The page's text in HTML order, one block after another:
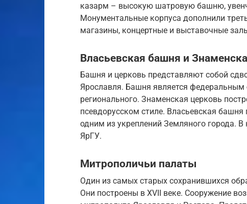
казарм – высокую шатровую башню,
Монументальные корпуса дополнили
магазины, концертные и выставочные
Власьевская башня и
Башня и церковь представляют собой
Ярославля. Башня является федеральным
регионального. Знаменская церковь
псевдорусском стиле. Власьевская башня
одним из укреплений Земляного города.
ЯрГУ.
Митрополичьи палаты
Один из самых старых сохранившихся
Они построены в XVII веке. Сооружение